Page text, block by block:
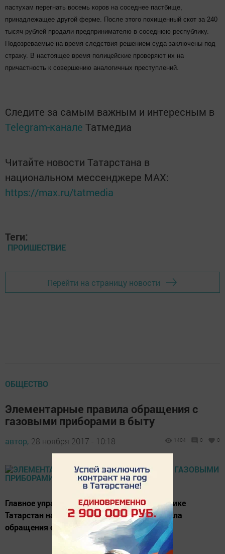
пастухам перегнать восемь коров на соседнее пастбище,
принадлежащее другой ферме. После этого похищенный скот за 240
тысяч рублей продали предпринимателю в соседнюю республику.
Подозреваемые на время следствия решением суда заключены под
стражу. В настоящее время полицейские проверяют их на
причастность к совершению аналогичных преступлений.
Следите за самым важным и интересным в
Telegram-канале Татмедиа
Читайте новости Татарстана в
национальном мессенджере MАХ:
https://max.ru/tatmedia
Теги:
ПРОИШЕСТВИЕ
Перейти на страницу новости
ОБЩЕСТВО
Элементарные правила обращения с
газовыми приборами в быту
автор, 28 ноября 2017 - 10:18 1404 0 0
Главное управление МЧС России по Республике
Татарстан напоминает элементарные правила
обращения с газовыми приборами в быту.